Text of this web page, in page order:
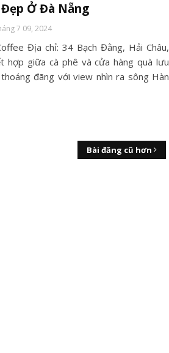
Ở Đà Nẵng
7 09, 2024
Địa chỉ: 34 Bạch Đằng, Hải Châu,
hợp giữa cà phê và cửa hàng quà lưu
đãng với view nhìn ra sông Hàn
Bài đăng cũ hơn